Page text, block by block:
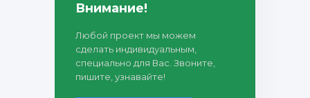
Внимание!
Любой проект мы можем
сделать индивидуальным,
специально для Вас. Звоните,
пишите, узнавайте!